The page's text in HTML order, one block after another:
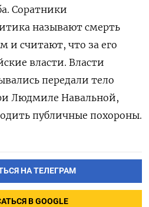
Соратники
называют смерть
и считают, что за его
власти. Власти
передали тело
Людмиле Навальной,
публичные похороны.
НА ТЕЛЕГРАМ
В GOOGLE